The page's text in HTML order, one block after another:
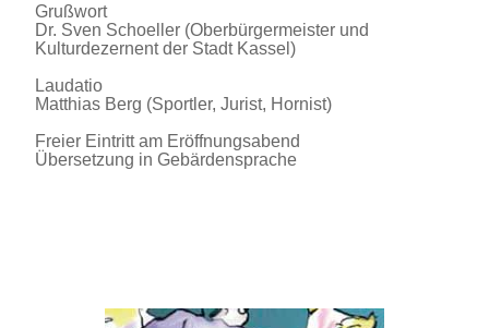
Grußwort
Dr. Sven Schoeller (Oberbürgermeister und
Kulturdezernent der Stadt Kassel)
Laudatio
Matthias Berg (Sportler, Jurist, Hornist)
Freier Eintritt am Eröffnungsabend
Übersetzung in Gebärdensprache